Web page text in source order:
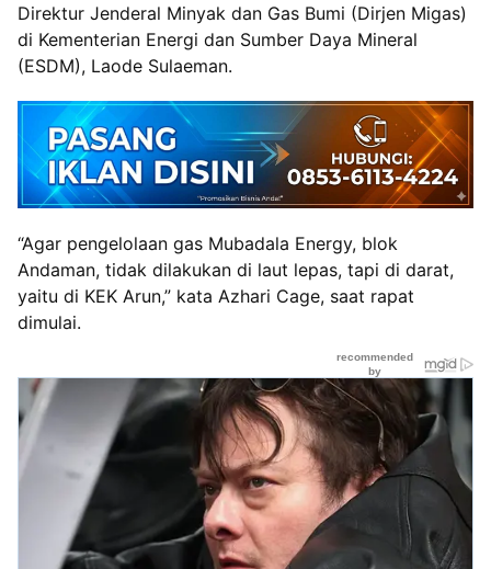
Direktur Jenderal Minyak dan Gas Bumi (Dirjen Migas)
di Kementerian Energi dan Sumber Daya Mineral
(ESDM), Laode Sulaeman.
“Agar pengelolaan gas Mubadala Energy, blok
Andaman, tidak dilakukan di laut lepas, tapi di darat,
yaitu di KEK Arun,” kata Azhari Cage, saat rapat
dimulai.